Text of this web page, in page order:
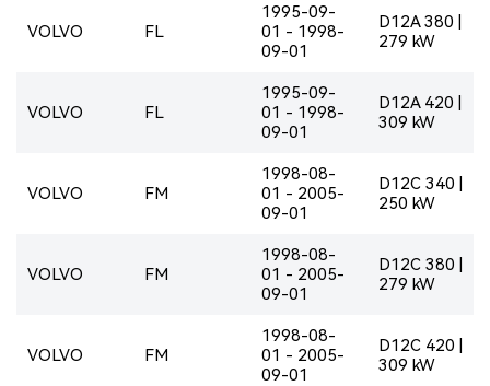
VOLVO FL
1995-09-
01 - 1998-
09-01
D12A 380 |
279 kW
VOLVO FL
1995-09-
01 - 1998-
09-01
D12A 420 |
309 kW
VOLVO FM
1998-08-
01 - 2005-
09-01
D12C 340 |
250 kW
VOLVO FM
1998-08-
01 - 2005-
09-01
D12C 380 |
279 kW
VOLVO FM
1998-08-
01 - 2005-
09-01
D12C 420 |
309 kW